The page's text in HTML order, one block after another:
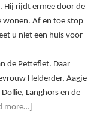
Hij rijdt ermee door de
wonen. Af en toe stop
u niet een huis voor
de Petteflet. Daar
Helderder, Aagje
Langhors en de
more…]